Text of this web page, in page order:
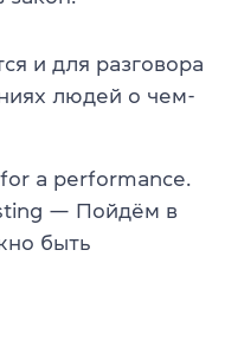
и для разговора
людей о чем-
a performance.
— Пойдём в
быть